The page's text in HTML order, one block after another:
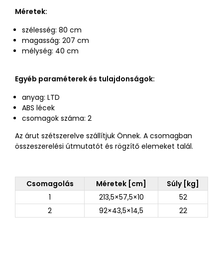
Méretek:
szélesség: 80 cm
magasság: 207 cm
mélység: 40 cm
Egyéb paraméterek és tulajdonságok:
anyag: LTD
ABS lécek
csomagok száma: 2
Az árut szétszerelve szállítjuk Önnek. A csomagban
összeszerelési útmutatót és rögzítő elemeket talál.
Csomagolás Méretek [cm]
Súly [kg]
1
213,5×57,5×10
52
2
92×43,5×14,5 22